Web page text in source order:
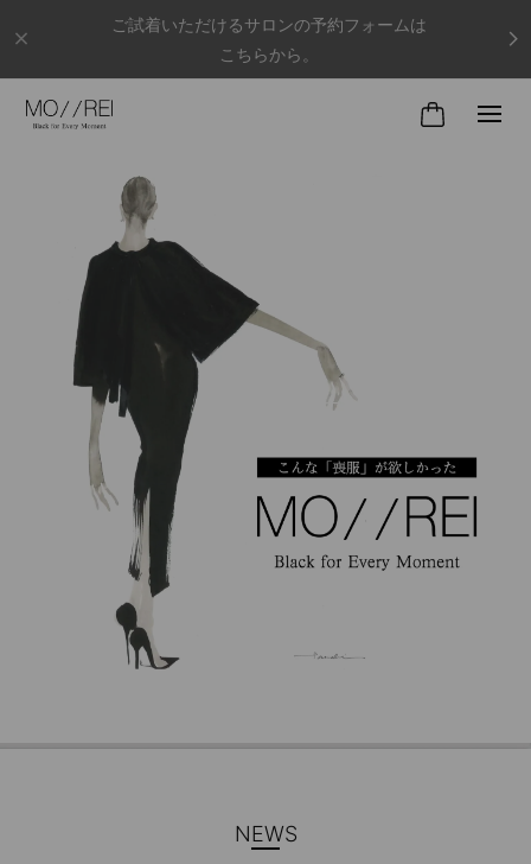
ご試着いただけるサロンの予約フォームは
こちらから。
NEWS